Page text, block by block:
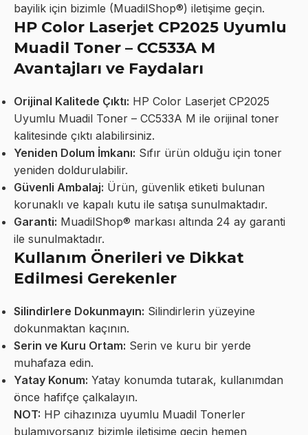
bayilik için bizimle (MuadilShop®) iletişime geçin.
HP Color Laserjet CP2025 Uyumlu
Muadil Toner – CC533A M
Avantajları ve Faydaları
Orijinal Kalitede Çıktı: HP Color Laserjet CP2025
Uyumlu Muadil Toner – CC533A M ile orijinal toner
kalitesinde çıktı alabilirsiniz.
Yeniden Dolum İmkanı: Sıfır ürün olduğu için toner
yeniden doldurulabilir.
Güvenli Ambalaj: Ürün, güvenlik etiketi bulunan
korunaklı ve kapalı kutu ile satışa sunulmaktadır.
Garanti: MuadilShop® markası altında 24 ay garanti
ile sunulmaktadır.
Kullanım Önerileri ve Dikkat
Edilmesi Gerekenler
Silindirlere Dokunmayın: Silindirlerin yüzeyine
dokunmaktan kaçının.
Serin ve Kuru Ortam: Serin ve kuru bir yerde
muhafaza edin.
Yatay Konum: Yatay konumda tutarak, kullanımdan
önce hafifçe çalkalayın.
NOT: HP cihazınıza uyumlu Muadil Tonerler
bulamıyorsanız bizimle iletişime geçin hemen